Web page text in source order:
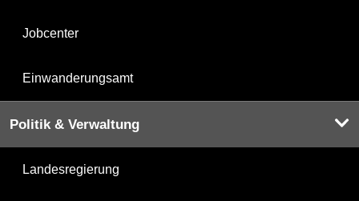
Jobcenter
Einwanderungsamt
Politik & Verwaltung
Landesregierung